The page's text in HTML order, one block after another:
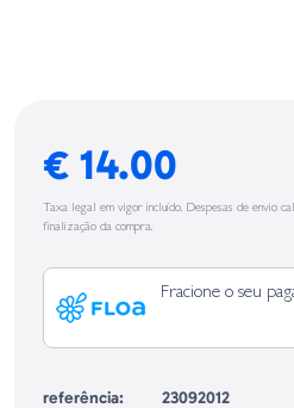
€ 14.00
Taxa legal em vigor incluído. Despesas de envio
finalização da compra.
Fracione o seu
referência:
23092012